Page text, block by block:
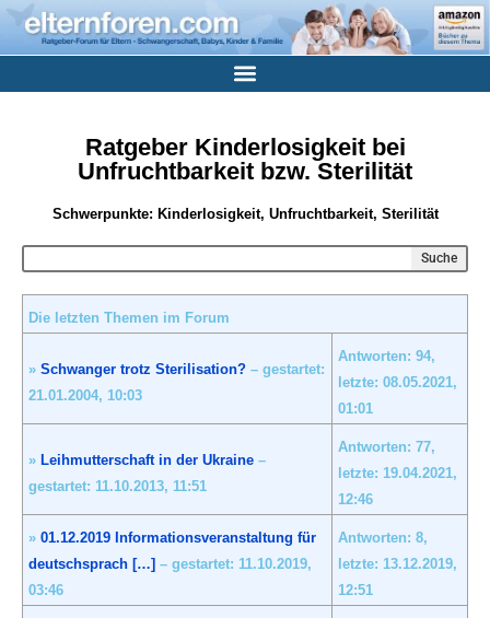
Ratgeber Kinderlosigkeit bei
Unfruchtbarkeit bzw. Sterilität
Schwerpunkte: Kinderlosigkeit, Unfruchtbarkeit, Sterilität
Suche
Die letzten Themen im Forum
» Schwanger trotz Sterilisation? – gestartet:
21.01.2004, 10:03
Antworten: 94,
letzte: 08.05.2021,
01:01
» Leihmutterschaft in der Ukraine –
gestartet: 11.10.2013, 11:51
Antworten: 77,
letzte: 19.04.2021,
12:46
» 01.12.2019 Informationsveranstaltung für
deutschsprach […] – gestartet: 11.10.2019,
03:46
Antworten: 8,
letzte: 13.12.2019,
12:51